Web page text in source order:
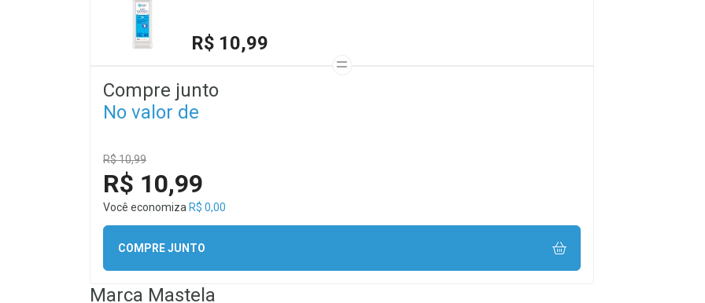
R$ 10,99
Compre junto
No valor de
R$ 10,99
R$ 10,99
Você economiza R$ 0,00
COMPRE JUNTO
Marca Mastela